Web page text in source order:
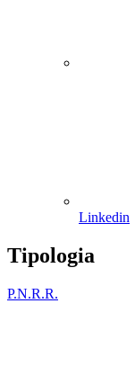
Linkedin
Tipologia
P.N.R.R.